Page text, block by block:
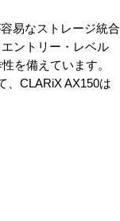
易なストレージ統合
ントリー・レベル
を備えています。
、CLARiX AX150は